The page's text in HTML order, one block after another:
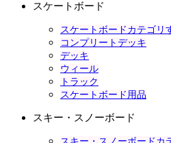
スケートボード
スケートボードカテゴリ
コンプリートデッキ
デッキ
ウィール
トラック
スケートボード用品
スキー・スノーボード